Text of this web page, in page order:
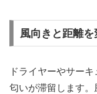
風向きと距離
ドライヤーやサー
匂いが滞留します